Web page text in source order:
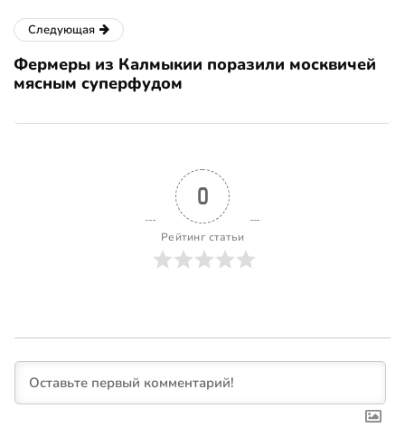
Следующая
Фермеры из Калмыкии поразили москвичей
мясным суперфудом
0
Рейтинг статьи